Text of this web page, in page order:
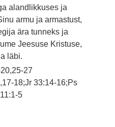
alandlikkuses ja
armu ja armastust,
ära tunneks ja
Jeesuse Kristuse,
läbi.
27
18;Jr 33:14-16;Ps
5